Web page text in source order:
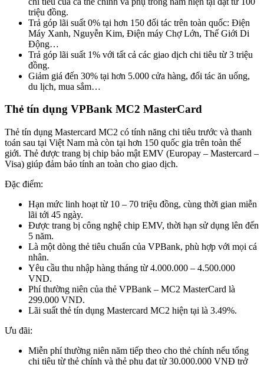
triệu đồng.
Trả góp lãi suất 0% tại hơn 150 đối tác trên toàn quốc: Điện
Máy Xanh, Nguyễn Kim, Điện máy Chợ Lớn, Thế Giới Di
Động…
Trả góp lãi suất 1% với tất cả các giao dịch chi tiêu từ 3 triệu
đồng.
Giảm giá đến 30% tại hơn 5.000 cửa hàng, đối tác ăn uống,
du lịch, mua sắm…
Thẻ tín dụng VPBank MC2 MasterCard
Thẻ tín dụng Mastercard MC2 có tính năng chi tiêu trước và thanh
toán sau tại Việt Nam mà còn tại hơn 150 quốc gia trên toàn thế
giới. Thẻ được trang bị chip bảo mật EMV (Europay – Mastercard –
Visa) giúp đảm bảo tính an toàn cho giao dịch.
Đặc điểm:
Hạn mức linh hoạt từ 10 – 70 triệu đồng, cùng thời gian miễn
lãi tới 45 ngày.
Được trang bị công nghệ chip EMV, thời hạn sử dụng lên đến
5 năm.
Là một dòng thẻ tiêu chuẩn của VPBank, phù hợp với mọi cá
nhân.
Yêu cầu thu nhập hàng tháng từ 4.000.000 – 4.500.000
VND.
Phí thường niên của thẻ VPBank – MC2 MasterCard là
299.000 VND.
Lãi suất thẻ tín dụng Mastercard MC2 hiện tại là 3.49%.
Ưu đãi:
Miễn phí thường niên năm tiếp theo cho thẻ chính nếu tổng
chi tiêu từ thẻ chính và thẻ phụ đạt từ 30.000.000 VNĐ trở